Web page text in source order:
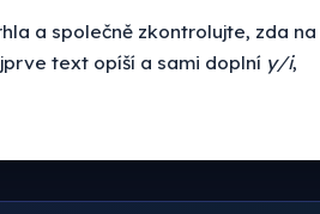
a společně zkontrolujte, zda na
text opíší a sami doplní y/i,